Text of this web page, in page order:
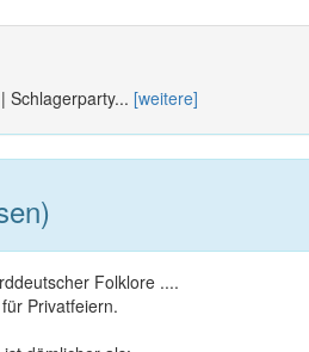
Schlagerparty... [weitere]
Folklore ....
Privatfeiern.